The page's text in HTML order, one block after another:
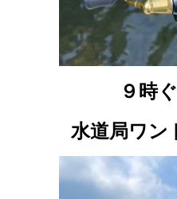
９時
水道局ワン